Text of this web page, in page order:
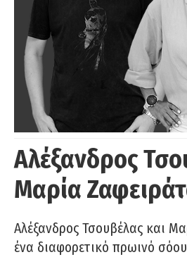
Αλέξανδρος
Μαρία
Αλέξανδρος Τσουβέλας και
ένα διαφορετικό πρωινό